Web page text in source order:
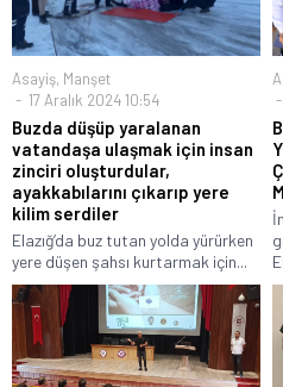
Asayiş, Manşet
17 Aralık 2024 10:54
Buzda düşüp yaralanan
vatandaşa ulaşmak için insan
zinciri oluşturdular,
ayakkabılarını çıkarıp yere
kilim serdiler
Elazığ’da buz tutan yolda yürürken
yere düşen şahsı kurtarmak için...